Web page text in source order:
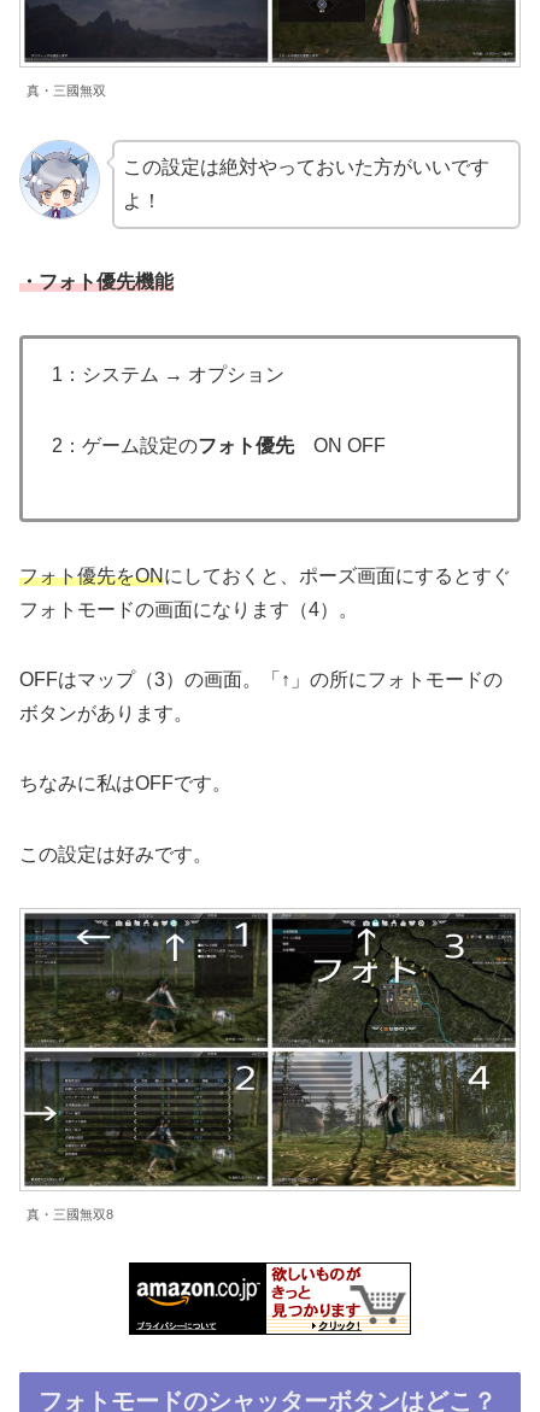
真・三國無双
この設定は絶対やっておいた方がいいです
よ！
・フォト優先機能
1：システム → オプション
2：ゲーム設定のフォト優先ON OFF
フォト優先をONにしておくと、ポーズ画面にするとすぐ
フォトモードの画面になります（4）。
OFFはマップ（3）の画面。「↑」の所にフォトモードの
ボタンがあります。
ちなみに私はOFFです。
この設定は好みです。
真・三國無双8
フォトモードのシャッターボタンはどこ？